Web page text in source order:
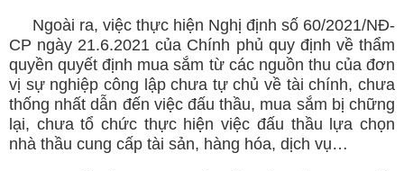
Ngoài ra, việc thực hiện Nghị định số 60/2021/NĐ-
CP ngày 21.6.2021 của Chính phủ quy định về thẩm
quyền quyết định mua sắm từ các nguồn thu của đơn
vị sự nghiệp công lập chưa tự chủ về tài chính, chưa
thống nhất dẫn đến việc đấu thầu, mua sắm bị chững
lại, chưa tổ chức thực hiện việc đấu thầu lựa chọn
nhà thầu cung cấp tài sản, hàng hóa, dịch vụ…